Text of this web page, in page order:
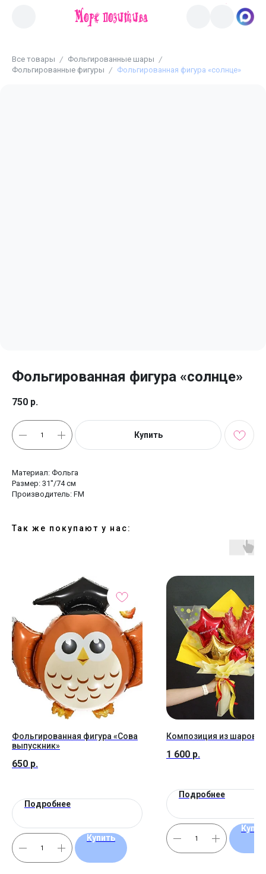
Все товары
Фольгированные шары
Фольгированные фигуры
Фольгированная фигура «солнце»
Фольгированная фигура «солнце»
750 р.
Купить
Материал: Фольга
Размер: 31''/74 см
Производитель: FM
Так же покупают у нас:
Фольгированная фигура «Сова
выпускник»
650 р.
Подробнее
Купить
Композиция из шаров
1 600 р.
Подробнее